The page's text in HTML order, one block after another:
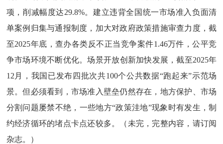
项，削减幅度达29.8%。建立违背全国统一市场准入负面清
单案例归集与通报制度，加大对政府政策措施审查力度，截
至2025年底，查办各类反不正当竞争案件1.46万件，公平竞
争市场环境不断优化。场景开放创新加快发展，截至2025年
12月，我国已发布四批次共100个公共数据“跑起来”示范场
景。但必须看到，市场准入壁垒仍然存在，地方保护、市场
分割问题屡禁不绝，一些地方“政策洼地”现象时有发生，制
约经济循环的堵点卡点还较多。（未完，完整内容，请订阅
杂志。）